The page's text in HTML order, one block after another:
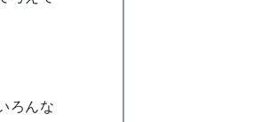
ろんな